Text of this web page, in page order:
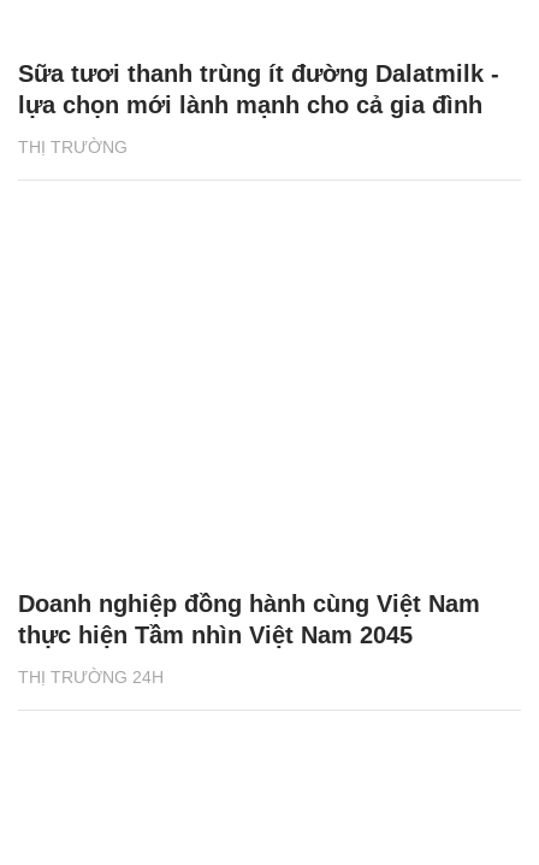
THỊ TRƯỜNG
Sữa tươi thanh trùng ít đường Dalatmilk -
lựa chọn mới lành mạnh cho cả gia đình
THỊ TRƯỜNG 24H
Doanh nghiệp đồng hành cùng Việt Nam
thực hiện Tầm nhìn Việt Nam 2045